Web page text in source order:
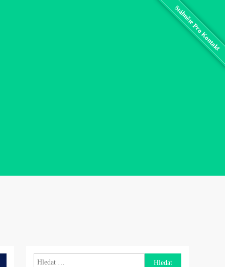
Vyhledávání
Stáhněte Pro Kontakt